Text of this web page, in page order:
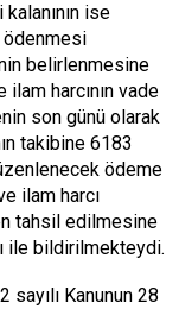
ise
ödenmesi
belirlenmesine
harcının vade
son günü olarak
takibine 6183
ödeme
ilam harcı
tahsil edilmesine
ile bildirilmekteydi.
sayılı Kanunun 28